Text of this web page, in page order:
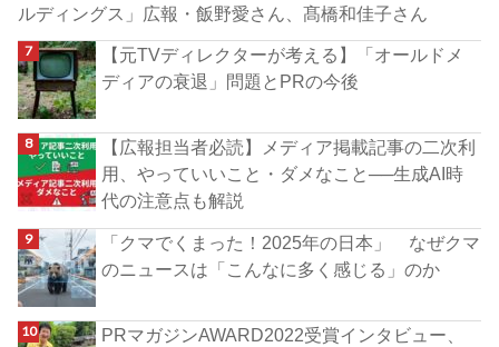
ルディングス」広報・飯野愛さん、髙橋和佳子さん
【元TVディレクターが考える】「オールドメ
ディアの衰退」問題とPRの今後
【広報担当者必読】メディア掲載記事の二次利
用、やっていいこと・ダメなこと──生成AI時
代の注意点も解説
「クマでくまった！2025年の日本」 なぜクマ
のニュースは「こんなに多く感じる」のか
PRマガジンAWARD2022受賞インタビュー、